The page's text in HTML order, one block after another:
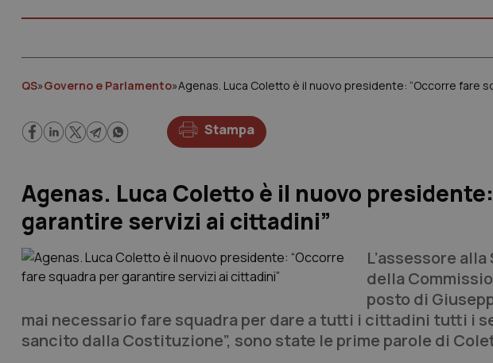
QS»Governo e Parlamento»Agenas. Luca Coletto è il nuovo presidente: “Occorre fare
Stampa
Agenas. Luca Coletto è il nuovo
garantire servizi ai cittadini”
L’assessore
della
posto di
mai necessario fare squadra per dare a tutti i cittadini tutti i
sancito dalla Costituzione”, sono state le prime parole di